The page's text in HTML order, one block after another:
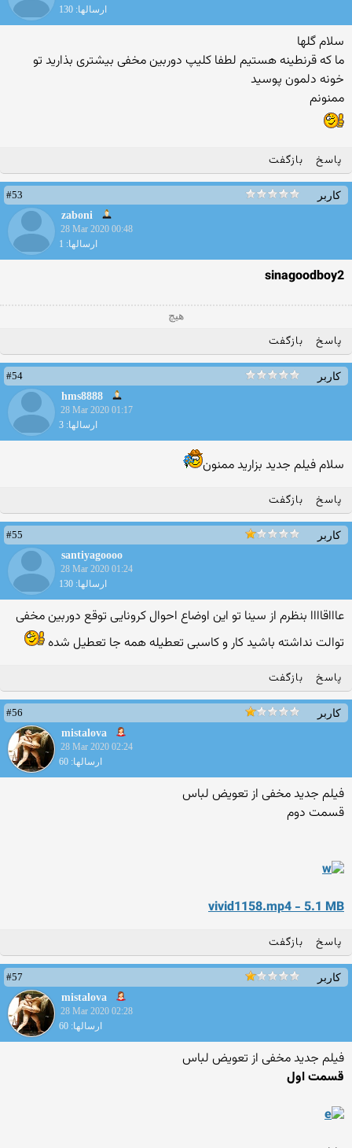
ارسالها: 130
سلام گلها
ما که قرنطینه هستیم لطفا کلیپ دوربین مخفی بیشتری بذارید تو
خونه دلمون پوسید
ممنونم
پاسخ بازگفت
کاربر
#53
zaboni
28 Mar 2020 00:48
ارسالها: 1
sinagoodboy2
هیچ
پاسخ بازگفت
کاربر
#54
hms8888
28 Mar 2020 01:17
ارسالها: 3
سلام فیلم جدید بزارید ممنون
پاسخ بازگفت
کاربر
#55
santiyagoooo
28 Mar 2020 01:24
ارسالها: 130
عاااقاااا بنظرم از سینا تو این اوضاع احوال کرونایی توقع دوربین مخفی
توالت نداشته باشید کار و کاسبی تعطیله همه جا تعطیل شده
پاسخ بازگفت
کاربر
#56
mistalova
28 Mar 2020 02:24
ارسالها: 60
فیلم جدید مخفی از تعویض لباس
قسمت دوم
vivid1158.mp4 - 5.1 MB
پاسخ بازگفت
کاربر
#57
mistalova
28 Mar 2020 02:28
ارسالها: 60
فیلم جدید مخفی از تعویض لباس
قسمت اول